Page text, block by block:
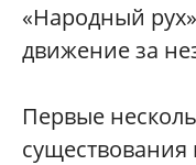
«Народный
движение за
Первые